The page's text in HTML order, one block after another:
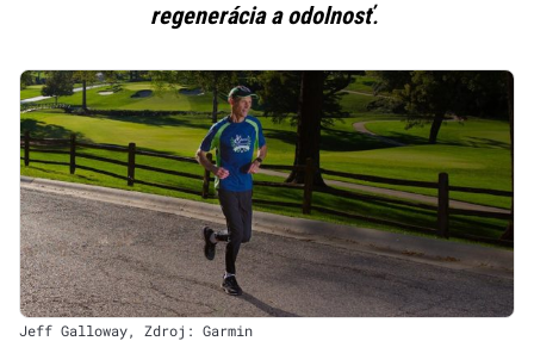
regenerácia a odolnosť.
Jeff Galloway, Zdroj: Garmin